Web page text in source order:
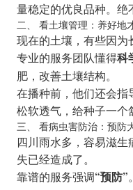
量稳定的优良品种。绝
二、 看土壤管理：养好地
现在的土壤，有些因为
专业的服务团队懂得科
肥，改善土壤结构。
在播种前，他们还会指
松软透气，给种子一个
三、 看病虫害防治：预防
四川雨水多，容易滋
失已经造成了。
靠谱的服务强调“预防”。